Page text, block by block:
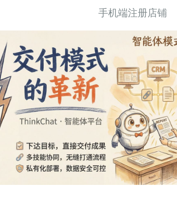
手机端注册店铺